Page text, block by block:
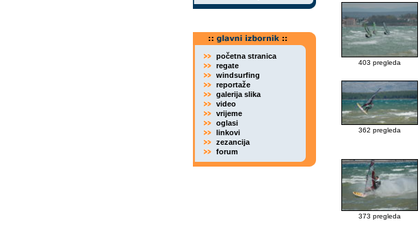
početna stranica
regate
windsurfing
reportaže
galerija slika
video
vrijeme
oglasi
linkovi
zezancija
forum
403 pregleda
362 pregleda
373 pregleda